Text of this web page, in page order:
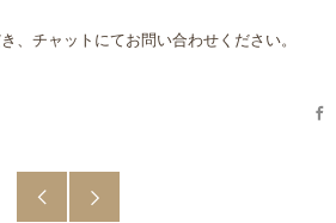
、チャットにてお問い合わせください。